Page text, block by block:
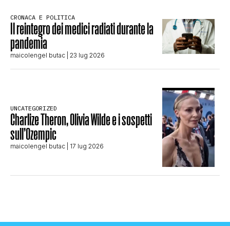
CRONACA E POLITICA
Il reintegro dei medici radiati durante la
pandemia
maicolengel butac | 23 lug 2026
UNCATEGORIZED
Charlize Theron, Olivia Wilde e i sospetti
sull’Ozempic
maicolengel butac | 17 lug 2026